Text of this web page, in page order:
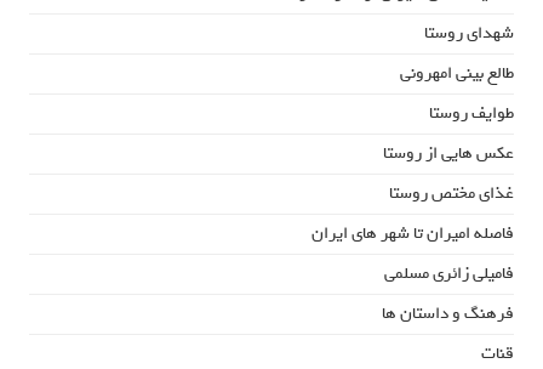
شهدای روستا
طالع بینی امهرونی
طوایف روستا
عکس هایی از روستا
غذای مختص روستا
فاصله امیران تا شهر های ایران
فامیلی زائری مسلمی
فرهنگ و داستان ها
قنات